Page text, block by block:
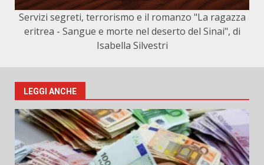
Servizi segreti, terrorismo e il romanzo "La ragazza
eritrea - Sangue e morte nel deserto del Sinai", di
Isabella Silvestri
LEGGI ANCHE